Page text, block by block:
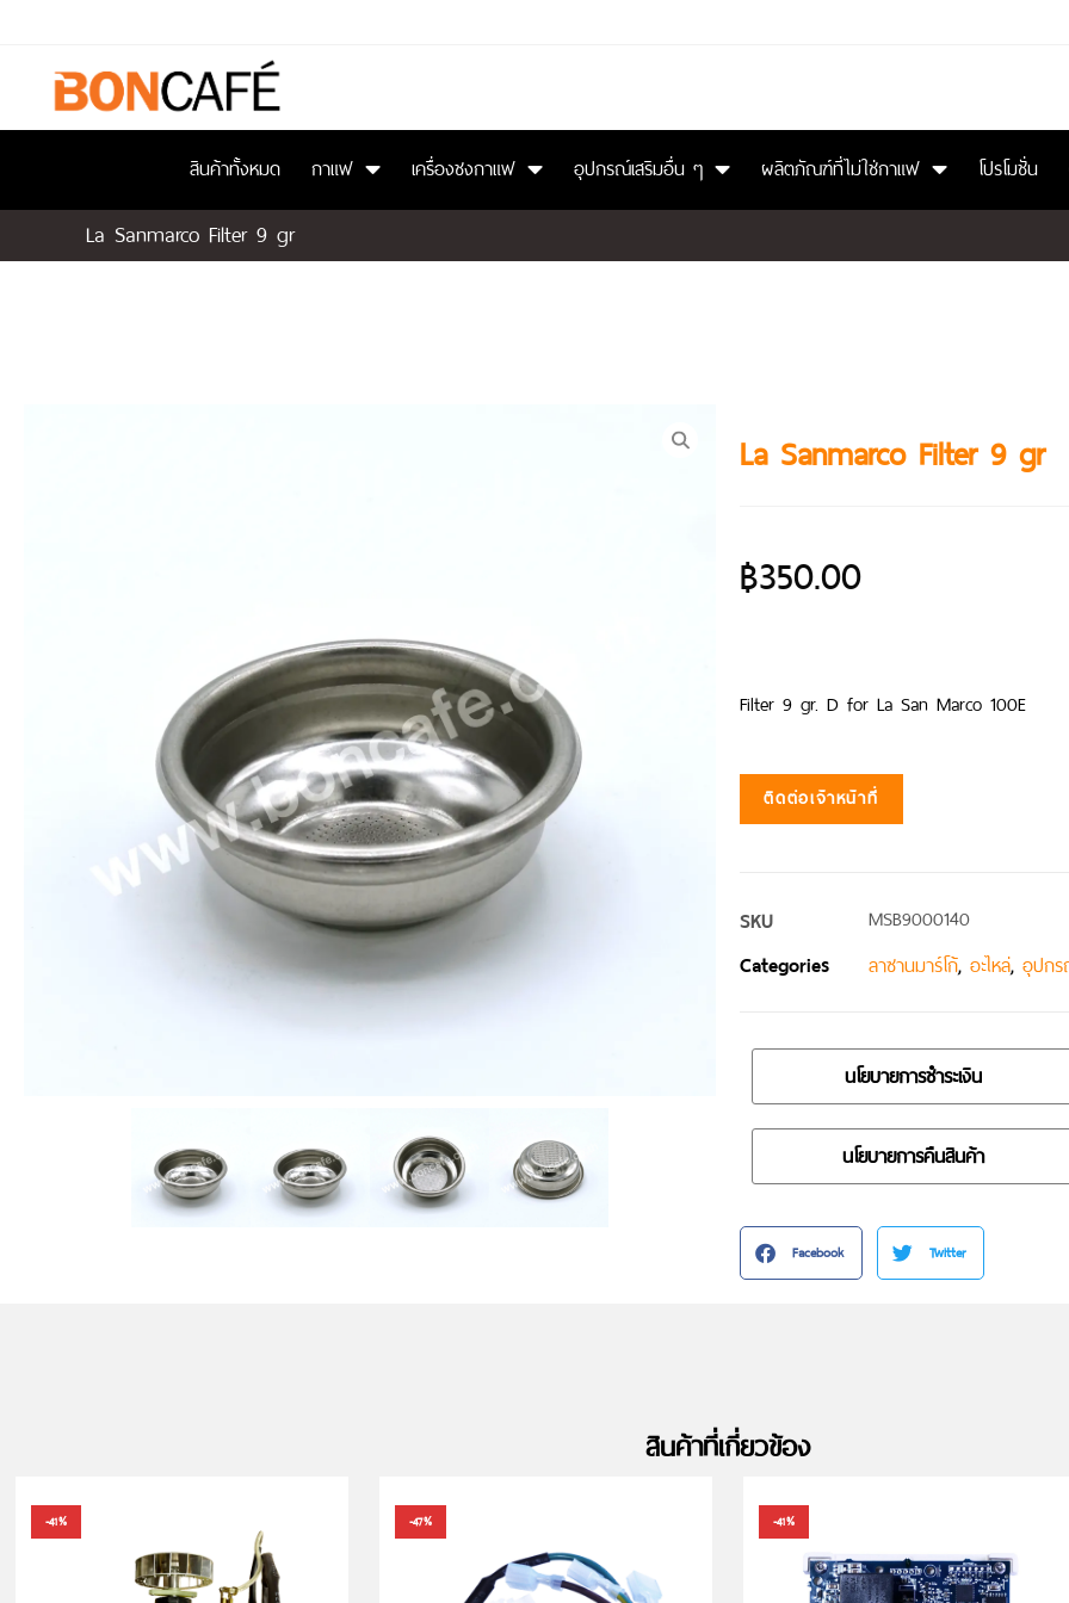
สินค้าทั้งหมด กาแฟ เครื่องชงกาแฟ อุปกรณ์เสริมอื่น ๆ ผลิตภัณฑ์ที่ไม่ใช่กาแฟ โปรโมชั่น
La Sanmarco Filter 9 gr
La Sanmarco Filter 9 gr
฿350.00
Filter 9 gr. D for La San Marco 100E
ติดต่อเจ้าหน้าที่
SKU MSB9000140
Categories ลาซานมาร์โก้, อะไหล่, อุปกร
นโยบายการชำระเงิน
นโยบายการคืนสินค้า
Facebook Twitter
สินค้าที่เกี่ยวข้อง
-41% -47% -41%